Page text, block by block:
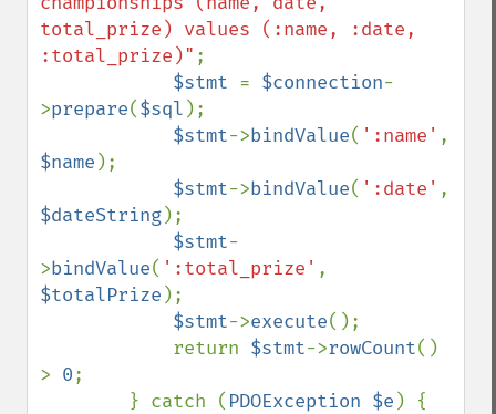
total_prize) values (:name, :date,
:total_prize)" ;
$stmt = $connection-
>prepare($sql );
$stmt->bindValue( ':name'
$name );
$stmt->bindValue( ':date'
$dateString);
$stmt-
>bindValue( ':total_prize'
$totalPrize );
$stmt->execute();
            return
$stmt->rowCount()
> 0;
        } catch (
PDOException $e ) {